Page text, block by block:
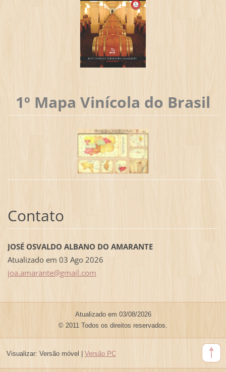
1º Mapa Vinícola do Brasil
Contato
JOSÉ OSVALDO ALBANO DO AMARANTE
Atualizado em 03 Ago 2026
joa.amarante@gmail.com
Atualizado em 03/08/2026
© 2011 Todos os direitos reservados.
Visualizar: Versão móvel | Versão PC